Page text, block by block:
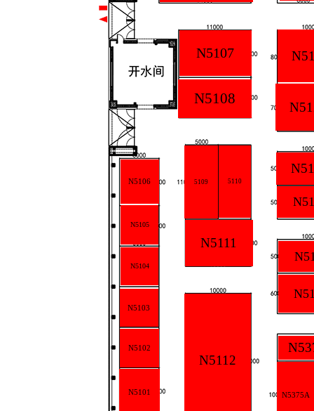
N5107
N5108
5109 5110
N5111
N5112
N5105
N5106
N5104
N5103
N5102
N5101 N5375A